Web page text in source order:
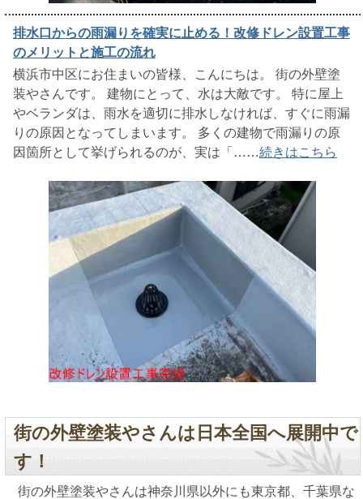
排水口からの雨漏りを確実に止める！改修ドレン設置工事
のメリットと施工の流れ
横浜市中区にお住まいの皆様、こんにちは。 街の外壁塗
装やさんです。 建物にとって、水は大敵です。 特に屋上
やベランダは、雨水を適切に排水しなければ、すぐに雨漏
りの原因となってしまいます。 多くの建物で雨漏りの原
因箇所として挙げられるのが、実は「……続きはこちら
街の外壁塗装やさんは日本全国へ展開中で
す！
街の外壁塗装やさんは神奈川県以外にも東京都、千葉県な